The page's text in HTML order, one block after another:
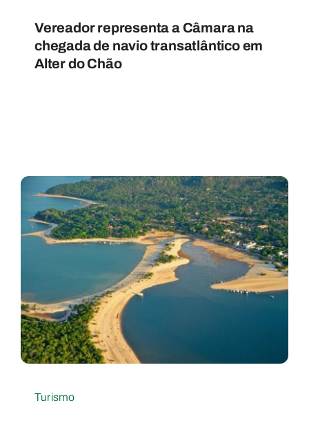
Vereador representa a Câmara na
chegada de navio transatlântico em
Alter do Chão
Turismo